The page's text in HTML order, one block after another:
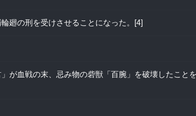
廻の刑を受けさせることになった。[4]
が血戦の末、忌み物の砦獣「百腕」を破壊したこと